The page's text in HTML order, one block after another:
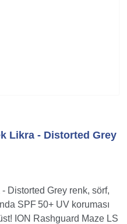
Likra - Distorted Grey
Distorted Grey renk, sörf,
SPF 50+ UV koruması
ION Rashguard Maze LS